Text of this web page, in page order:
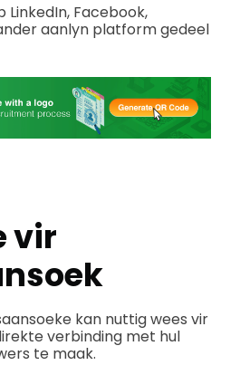
LinkedIn, Facebook,
aanlyn platform gedeel
vir
kan nuttig wees vir
verbinding met hul
te maak.